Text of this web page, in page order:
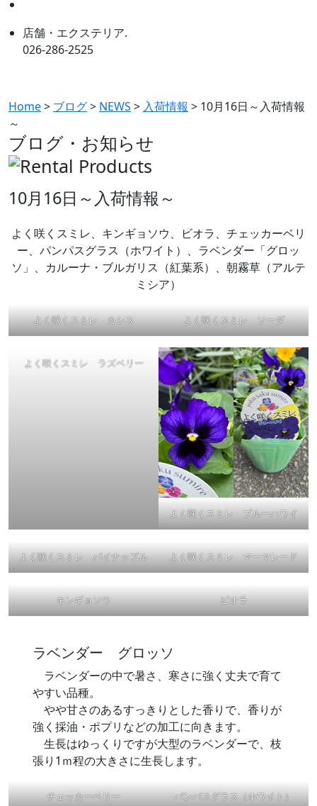
店舗・エクステリア.
026-286-2525
Home> ブログ> NEWS > 入荷情報 > 10月16日～入荷情報
～
ブログ・お知らせ
10月16日～入荷情報～
よく咲くスミレ、キンギョソウ、ビオラ、チェッカーベリ
ー、パンパスグラス（ホワイト）、ラベンダー「グロッ
ソ」、カルーナ・ブルガリス（紅葉系）、朝霧草（アルテ
ミシア）
よく咲くスミレ カシス よく咲くスミレ ソーダ
よく咲くスミレ ラズベリー
よく咲くスミレ ブルーハワイ
よく咲くスミレ パイナップル よく咲くスミレ マーマレード
キンギョソウ ビオラ
ラベンダー グロッソ
ラベンダーの中で暑さ、寒さに強く丈夫で育て
やすい品種。
やや甘さのあるすっきりとした香りで、香りが
強く採油・ポプリなどの加工に向きます。
生長はゆっくりですが大型のラベンダーで、枝
張り1ｍ程の大きさに生長します。
チェッカーベリー パンパスグラス（ホワイト）